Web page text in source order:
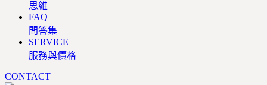
思維
FAQ
問答集
SERVICE
服務與價格
CONTACT